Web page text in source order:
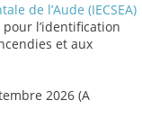
de l’Aude (IECSEA)
l’identification
et aux
2026 (A